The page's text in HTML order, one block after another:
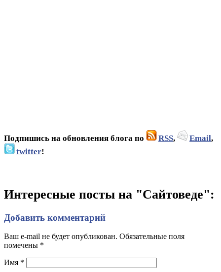
Подпишись на обновления блога по RSS, Email,
twitter!
Интересные посты на "Сайтоведе":
Добавить комментарий
Ваш e-mail не будет опубликован. Обязательные поля
помечены *
Имя *